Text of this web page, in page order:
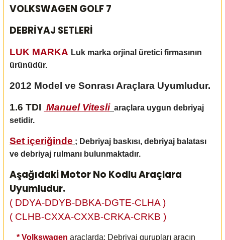
VOLKSWAGEN GOLF 7
DEBRİYAJ SETLERİ
LUK MARKA Luk marka orjinal üretici firmasının
ürünüdür.
2012 Model ve Sonrası Araçlara Uyumludur.
1.6 TDI Manuel Vitesli araçlara uygun debriyaj
setidir.
Set içeriğinde ; Debriyaj baskısı, debriyaj balatası
ve debriyaj rulmanı bulunmaktadır.
Aşağıdaki Motor No Kodlu Araçlara
Uyumludur.
( DDYA-DDYB-DBKA-DGTE-CLHA )
( CLHB-CXXA-CXXB-CRKA-CRKB )
* Volkswagen araçlarda; Debriyaj gurupları aracın